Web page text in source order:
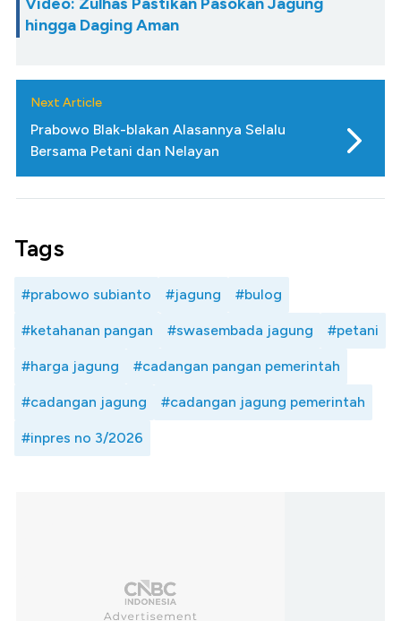
hingga Daging Aman
Next Article
Prabowo Blak-blakan Alasannya Selalu
Bersama Petani dan Nelayan
Tags
#prabowo subianto #jagung #bulog
#ketahanan pangan #swasembada jagung #petani
#harga jagung #cadangan pangan pemerintah
#cadangan jagung #cadangan jagung pemerintah
#inpres no 3/2026